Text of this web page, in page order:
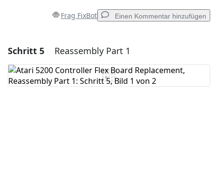
Frag FixBot Einen Kommentar hinzufügen
Einen Kommentar hinzufügen
Kommentar hinzufügen
Schritt 5 Reassembly Part 1